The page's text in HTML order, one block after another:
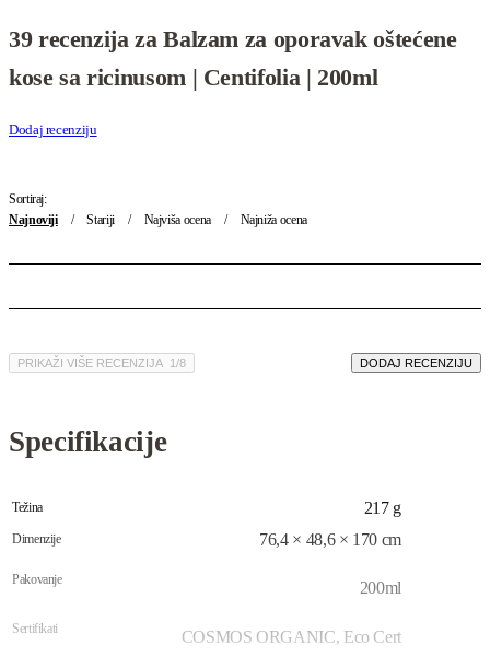
39 recenzija zaBalzam za oporavak oštećene
kose sa ricinusom | Centifolia | 200ml
Dodaj recenziju
Sortiraj:
Najnoviji
Stariji Najviša ocena Najniža ocena
PRIKAŽI VIŠE RECENZIJA / DODAJ RECENZIJU
Specifikacije
Težina 217 g
Dimenzije 76,4 × 48,6 × 170 cm
Pakovanje 200ml
Sertifikati COSMOS ORGANIC, Eco Cert